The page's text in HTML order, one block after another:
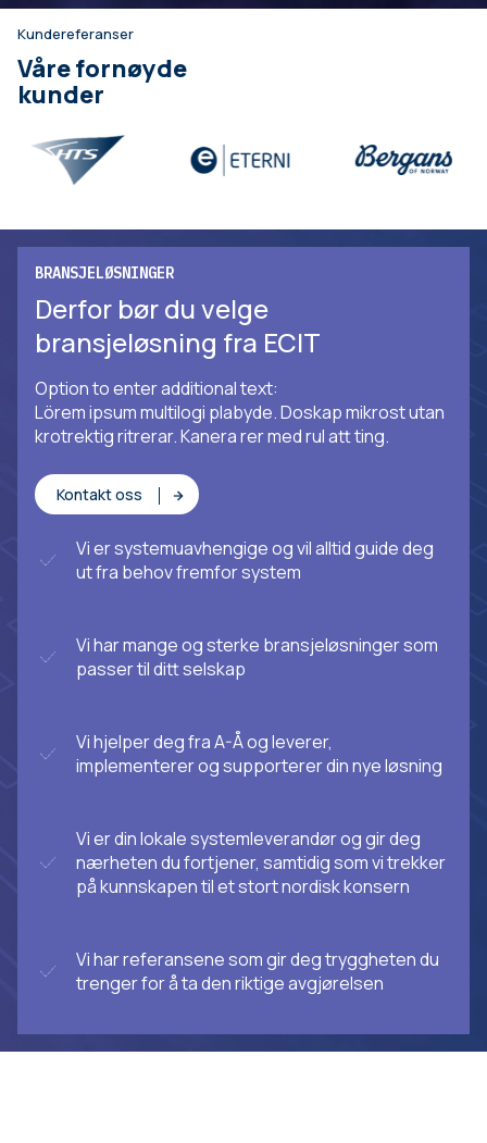
Kundereferanser
Våre fornøyde
kunder
BRANSJELØSNINGER
Derfor bør du velge
bransjeløsning fra ECIT
Option to enter additional text:
Lörem ipsum multilogi plabyde. Doskap mikrost utan
krotrektig ritrerar. Kanera rer med rul att ting.
Kontakt oss
Vi er systemuavhengige og vil alltid guide deg
ut fra behov fremfor system
Vi har mange og sterke bransjeløsninger som
passer til ditt selskap
Vi hjelper deg fra A-Å og leverer,
implementerer og supporterer din nye løsning
Vi er din lokale systemleverandør og gir deg
nærheten du fortjener, samtidig som vi trekker
på kunnskapen til et stort nordisk konsern
Vi har referansene som gir deg tryggheten du
trenger for å ta den riktige avgjørelsen